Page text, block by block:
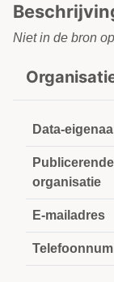
Niet in de bron
Data-
Publicerende
organisatie
E-mailadres